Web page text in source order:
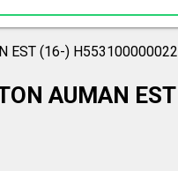
(16-) H553100000022
AUMAN EST